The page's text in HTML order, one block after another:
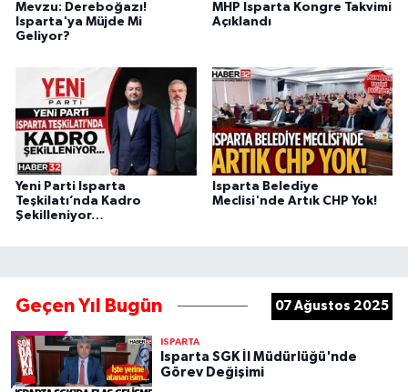
Mevzu: Dereboğazı!
Isparta'ya Müjde Mi
Geliyor?
MHP Isparta Kongre Takvimi
Açıklandı
Yeni Parti Isparta
Teşkilatı’nda Kadro
Şekilleniyor…
Isparta Belediye
Meclisi'nde Artık CHP Yok!
Geçen Yıl Bugün 07 Ağustos 2025
ISPARTA
Isparta SGK İl Müdürlüğü'nde
Görev Değişimi